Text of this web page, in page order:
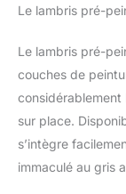
marquer
quelle
sophistication
: fabriqués
finition
à l'usure
Le lambris pré-
Le lambris pré-
couches de
considérablement
sur place.
s’intègre
immaculé au gris